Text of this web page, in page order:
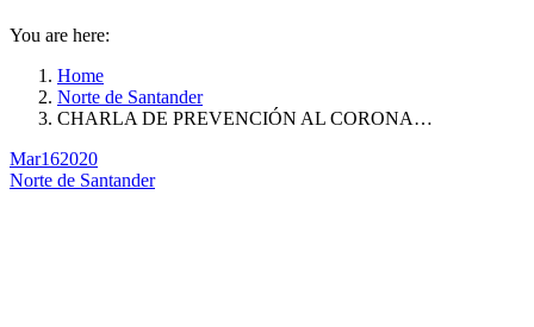
You are here:
Home
Norte de Santander
CHARLA DE PREVENCIÓN AL CORONA…
Mar162020
Norte de Santander